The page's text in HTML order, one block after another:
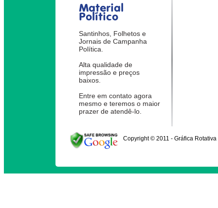
Material
Político
Santinhos, Folhetos e
Jornais de Campanha
Política.
Alta qualidade de
impressão e preços
baixos.
Entre em contato agora
mesmo e teremos o maior
prazer de atendê-lo.
Copyright © 2011 - Gráfica